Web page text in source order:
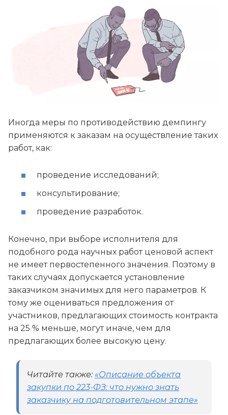
Иногда меры по противодействию демпингу
применяются к заказам на осуществление таких
работ, как:
проведение исследований;
консультирование;
проведение разработок.
Конечно, при выборе исполнителя для
подобного рода научных работ ценовой аспект
не имеет первостепенного значения. Поэтому в
таких случаях допускается установление
заказчиком значимых для него параметров. К
тому же оцениваться предложения от
участников, предлагающих стоимость контракта
на 25 % меньше, могут иначе, чем для
предлагающих более высокую цену.
Читайте также: «Описание объекта
закупки по 223-ФЗ: что нужно знать
заказчику на подготовительном этапе»